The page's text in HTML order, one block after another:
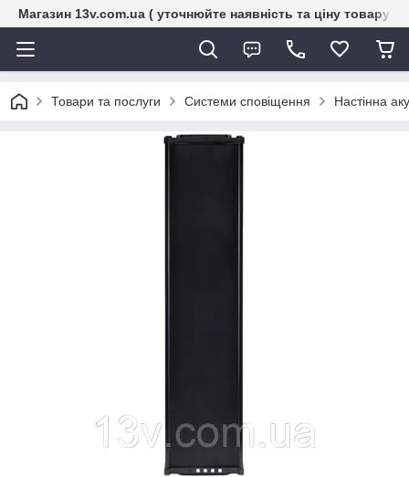
Магазин 13v.com.ua ( уточнюйте наявність та ціну товару
Товари та послуги Системи сповіщення Настінна